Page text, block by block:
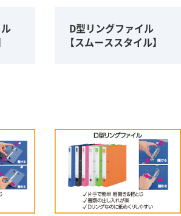
D型リングファイル
【スムーススタイル】